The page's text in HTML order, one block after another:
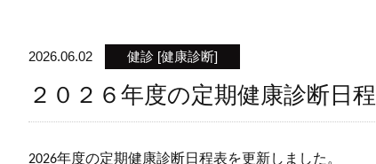
2026.06.02 健診 [健康診断]
２０２６年度の定期健康診断日
2026年度の定期健康診断日程表を更新しました。